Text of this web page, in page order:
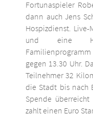
Fortunaspieler
dann auch Jens
Hospizdienst.
und eine
gegen 13.30 Uhr.
Teilnehmer 32
die Stadt bis nach
Spende
zahlt einen Euro